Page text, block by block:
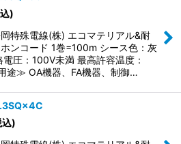
)
特殊電線(株) エコマテリアル&耐
ンコード 1巻=100m シース色：灰
圧：100V未満 最高許容温度：
≫ OA機器、FA機器、制御…
込)